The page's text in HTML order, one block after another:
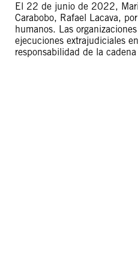
El 22 de junio de 2022,
Carabobo, Rafael Lacava,
humanos. Las
ejecuciones extrajudiciales
responsabilidad de la